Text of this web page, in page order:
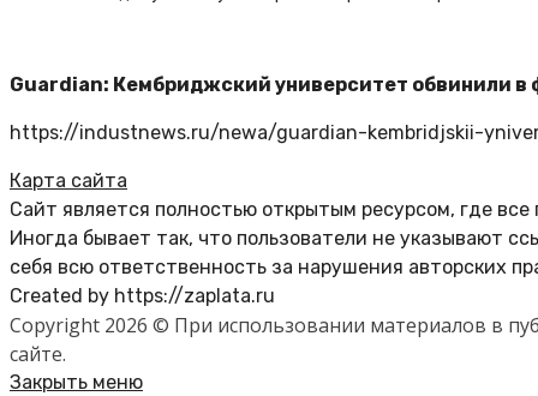
Guardian: Кембриджский университет обвинили
https://industnews.ru/newa/guardian-kembridjskii-
Карта сайта
Сайт является полностью открытым ресурсом, где
Иногда бывает так, что пользователи не указывают
себя всю ответственность за нарушения авторских
Created by https://zaplata.ru
Copyright 2026 © При использовании материалов в
сайте.
Закрыть меню